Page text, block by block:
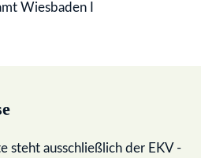
Wiesbaden I
steht ausschließlich der EKV -